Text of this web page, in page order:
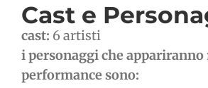
Cast e
cast: 6 artisti
i personaggi che
performance sono: